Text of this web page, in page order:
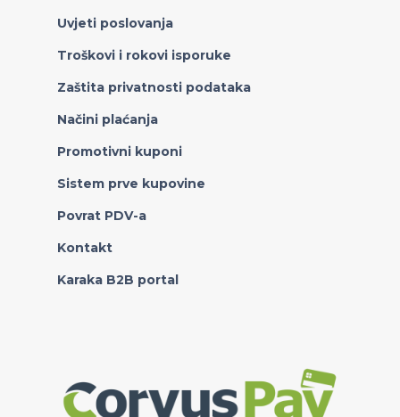
Uvjeti poslovanja
Troškovi i rokovi isporuke
Zaštita privatnosti podataka
Načini plaćanja
Promotivni kuponi
Sistem prve kupovine
Povrat PDV-a
Kontakt
Karaka B2B portal